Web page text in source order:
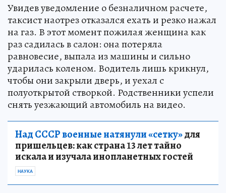
Увидев уведомление о безналичном расчете,
таксист наотрез отказался ехать и резко нажал
на газ. В этот момент пожилая женщина как
раз садилась в салон: она потеряла
равновесие, выпала из машины и сильно
ударилась коленом. Водитель лишь крикнул,
чтобы они закрыли дверь, и уехал с
полуоткрытой створкой. Родственники успели
снять уезжающий автомобиль на видео.
Над СССР военные натянули «сетку»для
пришельцев: как страна 13 лет тайно
искала и изучала инопланетных гостей
НАУКА